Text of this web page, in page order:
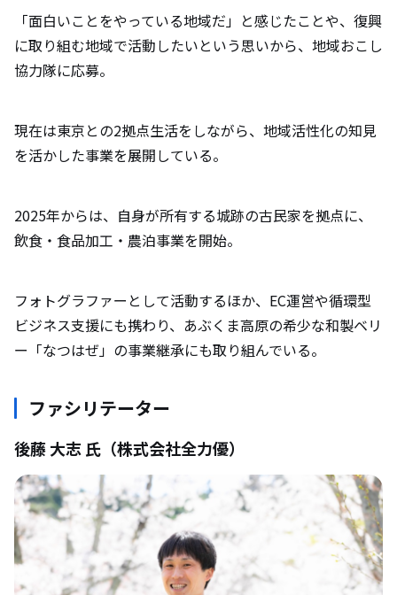
「面白いことをやっている地域だ」と感じたことや、復興
に取り組む地域で活動したいという思いから、地域おこし
協力隊に応募。
現在は東京との2拠点生活をしながら、地域活性化の知見
を活かした事業を展開している。
2025年からは、自身が所有する城跡の古民家を拠点に、
飲食・食品加工・農泊事業を開始。
フォトグラファーとして活動するほか、EC運営や循環型
ビジネス支援にも携わり、あぶくま高原の希少な和製ベリ
ー「なつはぜ」の事業継承にも取り組んでいる。
ファシリテーター
後藤 大志 氏（株式会社全力優）